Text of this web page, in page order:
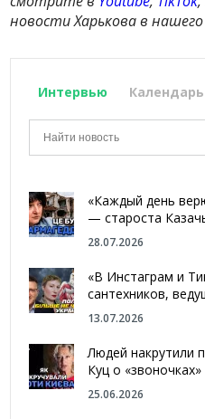
новости Харькова в
Интервью Календарь
«Каждый день
— староста
28.07.2026
«В Инстаграм и
сантехников,
13.07.2026
Людей накрутили
Куц о
25.06.2026